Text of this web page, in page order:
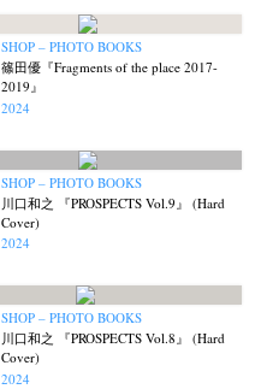
SHOP – PHOTO BOOKS
篠田優『Fragments of the place 2017-
2019』
2024
SHOP – PHOTO BOOKS
川口和之 『PROSPECTS Vol.9』 (Hard
Cover)
2024
SHOP – PHOTO BOOKS
川口和之 『PROSPECTS Vol.8』 (Hard
Cover)
2024